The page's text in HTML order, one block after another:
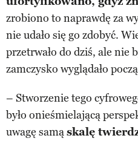
zrobiono to naprawdę za
nie udało się go zdobyć.
przetrwało do dziś, ale nie
zamczysko wyglądało
– Stworzenie tego
było onieśmielającą
uwagę samąskalę